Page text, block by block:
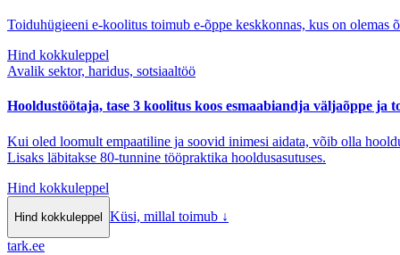
Toiduhügieeni e-koolitus toimub e-õppe keskkonnas, kus on olemas
Hind kokkuleppel
Avalik sektor, haridus, sotsiaaltöö
Hooldustöötaja, tase 3 koolitus koos esmaabiandja väljaõppe ja
Kui oled loomult empaatiline ja soovid inimesi aidata, võib olla
Lisaks läbitakse 80-tunnine tööpraktika hooldusasutuses.
Hind kokkuleppel
Hind kokkuleppel Küsi, millal toimub ↓
tark.ee